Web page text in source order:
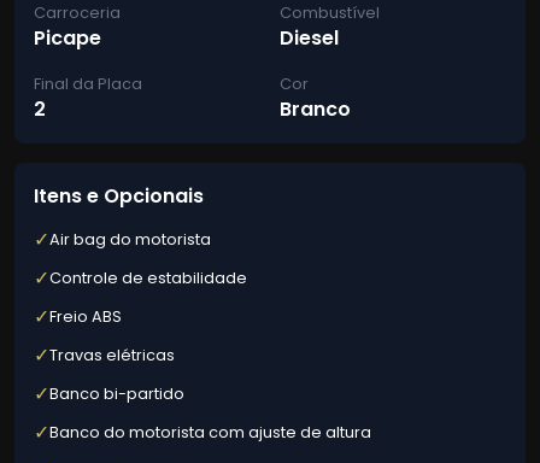
Carroceria
Picape
Combustível
Diesel
Final da Placa
2
Cor
Branco
Itens e Opcionais
✓Air bag do motorista
✓Controle de estabilidade
✓Freio ABS
✓Travas elétricas
✓Banco bi-partido
✓Banco do motorista com ajuste de altura